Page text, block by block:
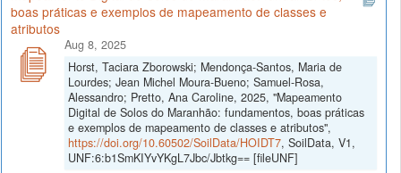
boas práticas e exemplos de mapeamento de classes e
atributos
Aug 8, 2025
Horst, Taciara Zborowski; Mendonça-Santos, Maria de
Lourdes; Jean Michel Moura-Bueno; Samuel-Rosa,
Alessandro; Pretto, Ana Caroline, 2025, "Mapeamento
Digital de Solos do Maranhão: fundamentos, boas práticas
e exemplos de mapeamento de classes e atributos",
https://doi.org/10.60502/SoilData/HOIDT7, SoilData, V1,
UNF:6:b1SmKIYvYKgL7Jbc/Jbtkg== [fileUNF]